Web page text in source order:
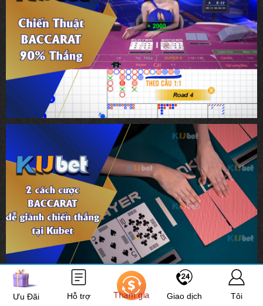
Ưu Đãi Hỗ trợ
Tham gia
Giao dịch Tôi